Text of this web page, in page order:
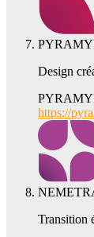
Design
https://
Transition